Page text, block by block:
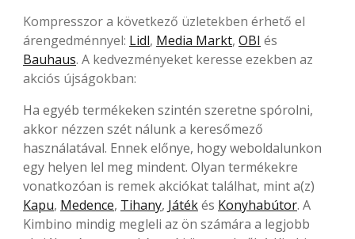
Kompresszor a következő üzletekben érhető el
árengedménnyel: Lidl, Media Markt, OBI és
Bauhaus. A kedvezményeket keresse ezekben az
akciós újságokban:
Ha egyéb termékeken szintén szeretne spórolni,
akkor nézzen szét nálunk a keresőmező
használatával. Ennek előnye, hogy weboldalunkon
egy helyen lel meg mindent. Olyan termékekre
vonatkozóan is remek akciókat találhat, mint a(z)
Kapu, Medence, Tihany, Játékés Konyhabútor. A
Kimbino mindig megleli az ön számára a legjobb